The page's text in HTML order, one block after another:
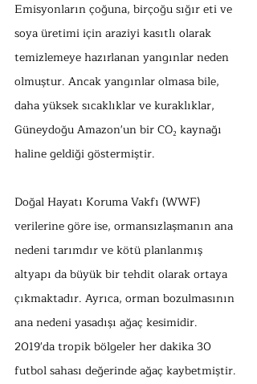
Emisyonların çoğuna, birçoğu sığır eti ve
soya üretimi için araziyi kasıtlı olarak
temizlemeye hazırlanan yangınlar neden
olmuştur. Ancak yangınlar olmasa bile,
daha yüksek sıcaklıklar ve kuraklıklar,
Güneydoğu Amazon'un bir CO₂ kaynağı
haline geldiği göstermiştir.
Doğal Hayatı Koruma Vakfı (WWF)
verilerine göre ise, ormansızlaşmanın ana
nedeni tarımdır ve kötü planlanmış
altyapı da büyük bir tehdit olarak ortaya
çıkmaktadır. Ayrıca, orman bozulmasının
ana nedeni yasadışı ağaç kesimidir.
2019'da tropik bölgeler her dakika 30
futbol sahası değerinde ağaç kaybetmiştir.